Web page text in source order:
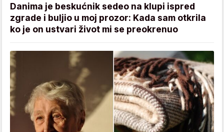
Danima je beskućnik sedeo na klupi ispred
zgrade i buljio u moj prozor: Kada sam otkrila
ko je on ustvari život mi se preokrenuo